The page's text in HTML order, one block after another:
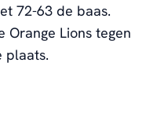
72-63 de baas.
Orange Lions tegen
plaats.